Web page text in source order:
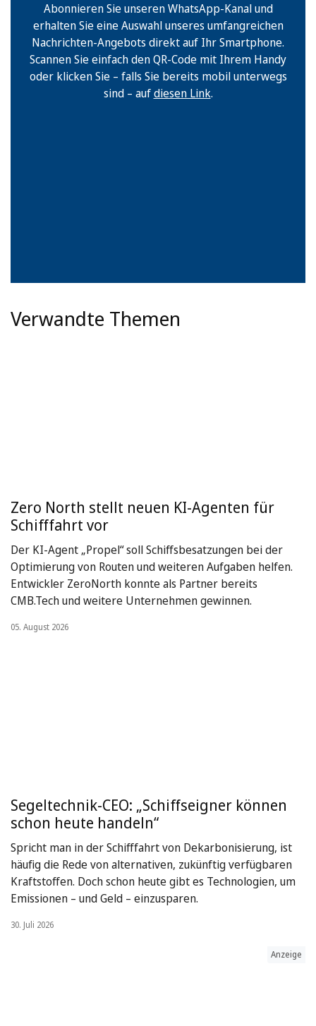
Abonnieren Sie unseren WhatsApp-Kanal und
erhalten Sie eine Auswahl unseres umfangreichen
Nachrichten-Angebots direkt auf Ihr Smartphone.
Scannen Sie einfach den QR-Code mit Ihrem Handy
oder klicken Sie – falls Sie bereits mobil unterwegs
sind – aufdiesen Link.
Verwandte Themen
Zero North stellt neuen KI-Agenten für
Schifffahrt vor
Der KI-Agent „Propel“ soll Schiffsbesatzungen bei der
Optimierung von Routen und weiteren Aufgaben helfen.
Entwickler ZeroNorth konnte als Partner bereits
CMB.Tech und weitere Unternehmen gewinnen.
05. August 2026
Segeltechnik-CEO: „Schiffseigner können
schon heute handeln“
Spricht man in der Schifffahrt von Dekarbonisierung, ist
häufig die Rede von alternativen, zukünftig verfügbaren
Kraftstoffen. Doch schon heute gibt es Technologien, um
Emissionen – und Geld – einzusparen.
30. Juli 2026
Anzeige